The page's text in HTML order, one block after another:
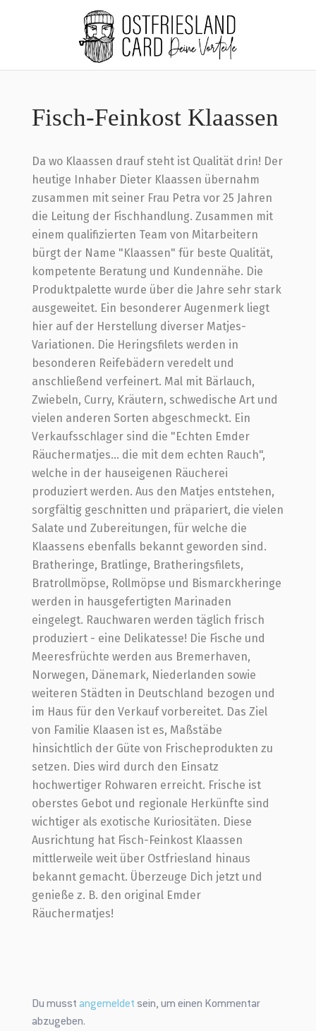
Fisch-Feinkost Klaassen
Da wo Klaassen drauf steht ist Qualität drin! Der
heutige Inhaber Dieter Klaassen übernahm
zusammen mit seiner Frau Petra vor 25 Jahren
die Leitung der Fischhandlung. Zusammen mit
einem qualifizierten Team von Mitarbeitern
bürgt der Name "Klaassen" für beste Qualität,
kompetente Beratung und Kundennähe. Die
Produktpalette wurde über die Jahre sehr stark
ausgeweitet. Ein besonderer Augenmerk liegt
hier auf der Herstellung diverser Matjes-
Variationen. Die Heringsfilets werden in
besonderen Reifebädern veredelt und
anschließend verfeinert. Mal mit Bärlauch,
Zwiebeln, Curry, Kräutern, schwedische Art und
vielen anderen Sorten abgeschmeckt. Ein
Verkaufsschlager sind die "Echten Emder
Räuchermatjes... die mit dem echten Rauch",
welche in der hauseigenen Räucherei
produziert werden. Aus den Matjes entstehen,
sorgfältig geschnitten und präpariert, die vielen
Salate und Zubereitungen, für welche die
Klaassens ebenfalls bekannt geworden sind.
Bratheringe, Bratlinge, Bratheringsfilets,
Bratrollmöpse, Rollmöpse und Bismarckheringe
werden in hausgefertigten Marinaden
eingelegt. Rauchwaren werden täglich frisch
produziert - eine Delikatesse! Die Fische und
Meeresfrüchte werden aus Bremerhaven,
Norwegen, Dänemark, Niederlanden sowie
weiteren Städten in Deutschland bezogen und
im Haus für den Verkauf vorbereitet. Das Ziel
von Familie Klaasen ist es, Maßstäbe
hinsichtlich der Güte von Frischeprodukten zu
setzen. Dies wird durch den Einsatz
hochwertiger Rohwaren erreicht. Frische ist
oberstes Gebot und regionale Herkünfte sind
wichtiger als exotische Kuriositäten. Diese
Ausrichtung hat Fisch-Feinkost Klaassen
mittlerweile weit über Ostfriesland hinaus
bekannt gemacht. Überzeuge Dich jetzt und
genieße z. B. den original Emder
Räuchermatjes!
Du musst angemeldet sein, um einen Kommentar
abzugeben.